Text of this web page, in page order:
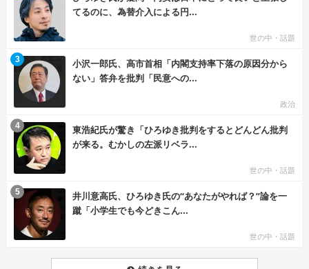
てるのに、為替介入による円...
世の中・話題
小沢一郎氏、高市首相「内閣支持率下落の原因分から
ない」答弁を批判「民意への...
政治
3
東浩紀氏が驚き「ひろゆき批判をするとどんどん批判
が来る。むかしの左派リベラ...
世の中・話題
4
井川意高氏、ひろゆき氏の“あなたがやれば？”論を一
蹴「小学生でも今どきこん...
世の中・話題
5